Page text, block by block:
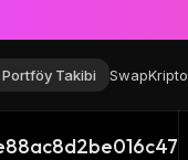
Portföy Takibi Swap